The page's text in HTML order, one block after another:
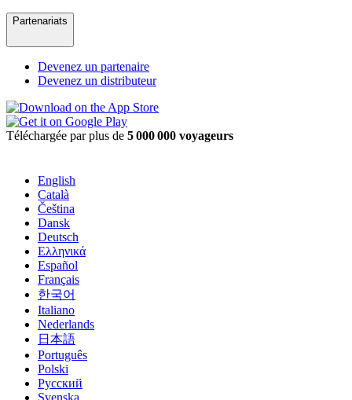
Partenariats
Devenez un partenaire
Devenez un distributeur
Téléchargée par plus de 5 000 000 voyageurs
English
Català
Čeština
Dansk
Deutsch
Ελληνικά
Español
Français
한국어
Italiano
Nederlands
日本語
Português
Polski
Русский
Svenska